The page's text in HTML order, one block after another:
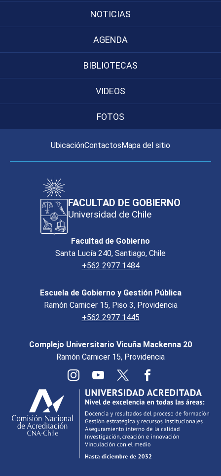
NOTICIAS
AGENDA
BIBLIOTECAS
VIDEOS
FOTOS
UbicaciónContactosMapa del sitio
FACULTAD DE GOBIERNO
Universidad de Chile
Facultad de Gobierno
Santa Lucía 240, Santiago, Chile
+562 2977 1484
Escuela de Gobierno y Gestión Pública
Ramón Carnicer 15, Piso 3, Providencia
+562 2977 1445
Complejo Universitario Vicuña Mackenna 20
Ramón Carnicer 15, Providencia